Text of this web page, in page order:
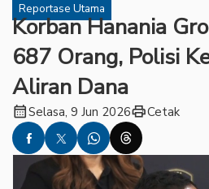
Reportase Utama
Korban Hanania
687 Orang, Polisi
Aliran Dana
calendar_monthSelasa, 9 Jun 2026printCetak